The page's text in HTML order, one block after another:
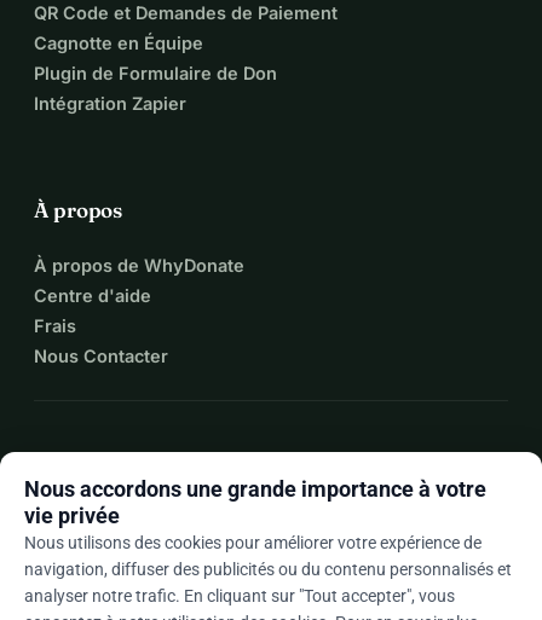
QR Code et Demandes de Paiement
Cagnotte en Équipe
Plugin de Formulaire de Don
Intégration Zapier
À propos
À propos de WhyDonate
Centre d'aide
Frais
Nous Contacter
Fr arrow_drop_down
Nous accordons une grande importance à votre
vie privée
Nous utilisons des cookies pour améliorer votre expérience de
navigation, diffuser des publicités ou du contenu personnalisés et
analyser notre trafic. En cliquant sur "Tout accepter", vous